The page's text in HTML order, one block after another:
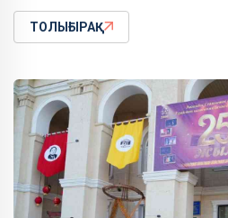
ТОЛЫҒЫРАҚ